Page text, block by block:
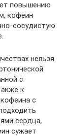
повышению
кофеин
сосудистую
нельзя
с
к
с
сердца,
сужает